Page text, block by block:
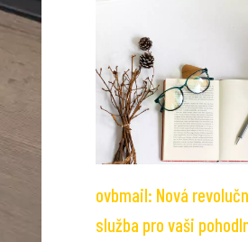
ovbmail: Nová
služba pro vaši